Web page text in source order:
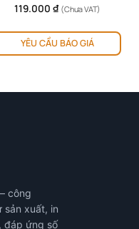
119.000 ₫ (Chưa VAT)
YÊU CẦU BÁO GIÁ
công
sản xuất, in
đáp ứng số